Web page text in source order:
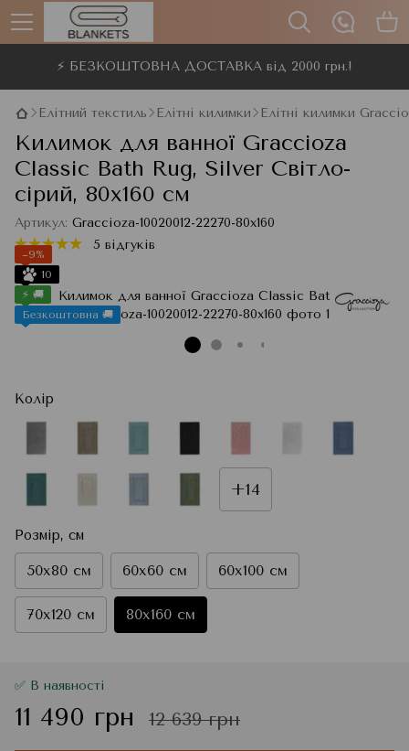
⚡ БЕЗКОШТОВНА ДОСТАВКА від 2000 грн.!
Елітний текстиль Елітні килимки Елітні килимки
Килимок для ванної Graccioza
Classic Bath Rug, Silver Світло-
сірий, 80x160 см
Артикул: Graccioza-10020012-22270-80x160
5 відгуків
−9%
10
⚡ 🚚
Безкоштовна 🚚
Колір
+14
Розмір, см
50x80 см 60x60 см 60x100 см
70x120 см 80x160 см
✅ В наявності
11 490 грн 12 639 грн